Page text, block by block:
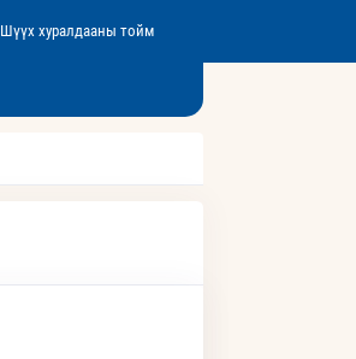
Шүүх хуралдааны тойм